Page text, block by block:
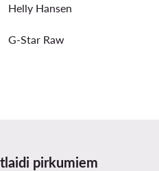
Helly Hansen
G-Star Raw
pirkumiem